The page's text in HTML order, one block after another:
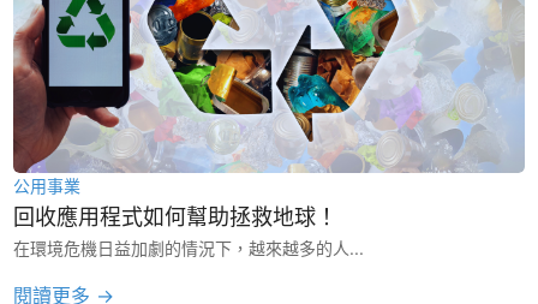
公用事業
回收應用程式如何幫助拯救地球！
在環境危機日益加劇的情況下，越來越多的人...
閱讀更多 →